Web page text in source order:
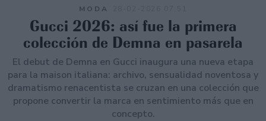
MODA
Gucci 2026: así fue la primera
colección de Demna en pasarela
El debut de Demna en Gucci inaugura una nueva etapa
para la maison italiana: archivo, sensualidad noventosa y
dramatismo renacentista se cruzan en una colección que
propone convertir la marca en sentimiento más que en
concepto.